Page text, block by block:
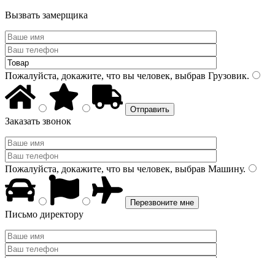
Вызвать замерщика
Пожалуйста, докажите, что вы человек, выбрав Грузовик.
Заказать звонок
Пожалуйста, докажите, что вы человек, выбрав Машину.
Письмо директору